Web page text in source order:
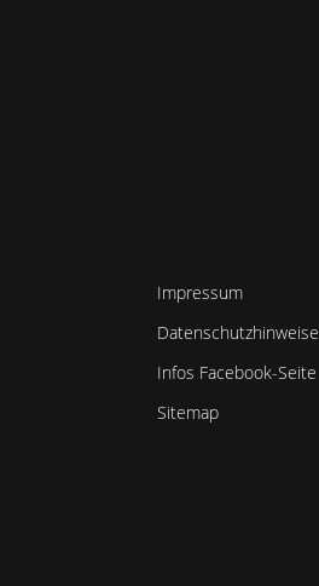
Impressum
Datenschutzhinweise
Infos Facebook-Seite
Sitemap